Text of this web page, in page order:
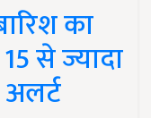
का
से ज्यादा